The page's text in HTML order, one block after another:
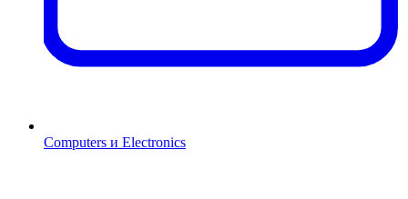
Computers и Electronics